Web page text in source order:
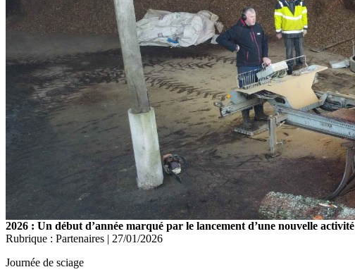
2026 : Un début d’année marqué par le lancement d’une nouvelle activité
Rubrique : Partenaires | 27/01/2026
Journée de sciage